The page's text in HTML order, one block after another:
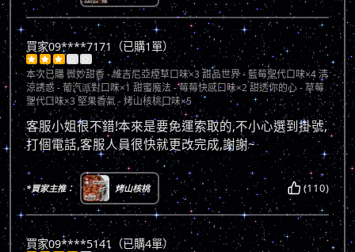
買家09****7171（已購1單）
    
本次已購微妙甜香 - 維吉尼亞煙草口味×3 甜品世界 - 藍莓聖代口味×4 清
涼誘惑 - 葡汽派對口味×1 甜蜜魔法 - 莓莓快感口味×2 甜透你的心 - 草莓
聖代口味×3 堅果香氣 - 烤山核桃口味×5
客服小姐很不錯!本來是要免運索取的,不小心選到掛號,
打個電話,客服人員很快就更改完成,謝謝~
*買家主推： 烤山核桃 (110)
買家09****5141（已購4單）